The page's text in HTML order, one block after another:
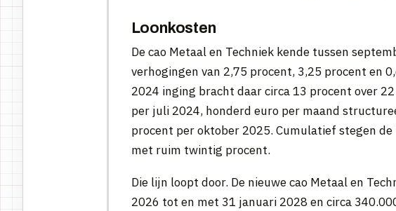
Loonkosten
De cao Metaal en Techniek kende tussen
verhogingen van 2,75 procent, 3,25 procent en
2024 inging bracht daar circa 13 procent over
per juli 2024, honderd euro per maand
procent per oktober 2025. Cumulatief stegen
met ruim twintig procent.
Die lijn loopt door. De nieuwe cao Metaal en
2026 tot en met 31 januari 2028 en circa